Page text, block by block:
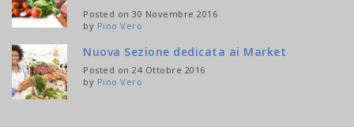
Posted on 30 Novembre 2016
by Pino Vero
Nuova Sezione dedicata ai Market
Posted on 24 Ottobre 2016
by Pino Vero